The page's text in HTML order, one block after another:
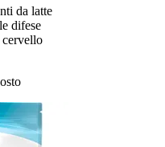
da latte
difese